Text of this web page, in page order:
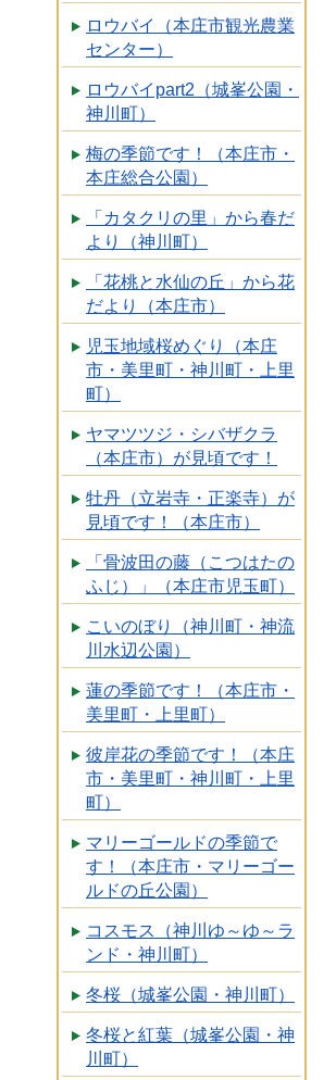
ロウバイ（本庄市観光農業
センター）
ロウバイpart2（城峯公園・
神川町）
梅の季節です！（本庄市・
本庄総合公園）
「カタクリの里」から春だ
より（神川町）
「花桃と水仙の丘」から花
だより（本庄市）
児玉地域桜めぐり（本庄
市・美里町・神川町・上里
町）
ヤマツツジ・シバザクラ
（本庄市）が見頃です！
牡丹（立岩寺・正楽寺）が
見頃です！（本庄市）
「骨波田の藤（こつはたの
ふじ）」（本庄市児玉町）
こいのぼり（神川町・神流
川水辺公園）
蓮の季節です！（本庄市・
美里町・上里町）
彼岸花の季節です！（本庄
市・美里町・神川町・上里
町）
マリーゴールドの季節で
す！（本庄市・マリーゴー
ルドの丘公園）
コスモス（神川ゆ～ゆ～ラ
ンド・神川町）
冬桜（城峯公園・神川町）
冬桜と紅葉（城峯公園・神
川町）